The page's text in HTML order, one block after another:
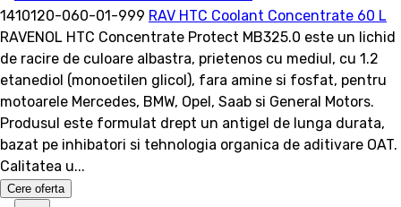
1410120-060-01-999 RAV HTC Coolant Concentrate 60 L
RAVENOL HTC Concentrate Protect MB325.0 este un lichid
de racire de culoare albastra, prietenos cu mediul, cu 1.2
etanediol (monoetilen glicol), fara amine si fosfat, pentru
motoarele Mercedes, BMW, Opel, Saab si General Motors.
Produsul este formulat drept un antigel de lunga durata,
bazat pe inhibatori si tehnologia organica de aditivare OAT.
Calitatea u...
Cere oferta